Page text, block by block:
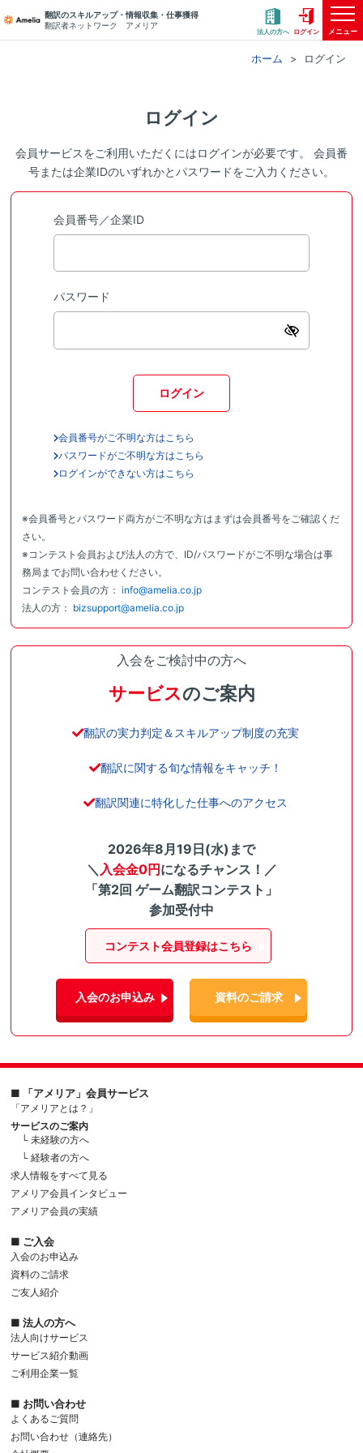
翻訳のスキルアップ・情報収集・仕事獲得
翻訳者ネットワーク アメリア
法人の方へ ログイン メニュー
ホーム ログイン
ログイン
会員サービスをご利用いただくにはログインが必要です。 会員番
号または企業IDのいずれかとパスワードをご入力ください。
会員番号／企業ID
パスワード
ログイン
会員番号がご不明な方はこちら
パスワードがご不明な方はこちら
ログインができない方はこちら
※会員番号とパスワード両方がご不明な方はまずは会員番号をご確認くだ
さい。
※コンテスト会員および法人の方で、ID/パスワードがご不明な場合は事
務局までお問い合わせください。
コンテスト会員の方： info@amelia.co.jp
法人の方： bizsupport@amelia.co.jp
入会をご検討中の方へ
サービスのご案内
翻訳の実力判定＆スキルアップ制度の充実
翻訳に関する旬な情報をキャッチ！
翻訳関連に特化した仕事へのアクセス
2026年8月19日(水)まで
＼ 入会金0円になるチャンス！／
「第2回 ゲーム翻訳コンテスト」
参加受付中
コンテスト会員登録はこちら
入会のお申込み 資料のご請求
■ 「アメリア」会員サービス
「アメリアとは？」
サービスのご案内
└ 未経験の方へ
└ 経験者の方へ
求人情報をすべて見る
アメリア会員インタビュー
アメリア会員の実績
■ ご入会
入会のお申込み
資料のご請求
ご友人紹介
■ 法人の方へ
法人向けサービス
サービス紹介動画
ご利用企業一覧
■ お問い合わせ
よくあるご質問
お問い合わせ（連絡先）